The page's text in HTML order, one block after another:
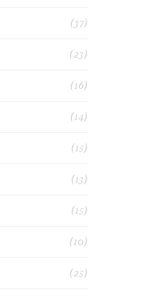
(37)
(23)
(16)
(14)
(15)
(13)
(15)
(10)
(25)